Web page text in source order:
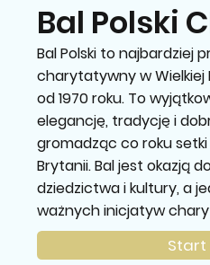
Bal Polski
Bal Polski to najbardziej
charytatywny w Wielkiej
od 1970 roku. To
elegancję, tradycję i
gromadząc co roku setki
Brytanii. Bal jest okazją
dziedzictwa i kultury, a
ważnych inicjatyw
Start